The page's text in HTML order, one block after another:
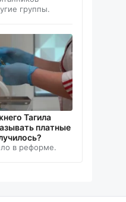
группы.
Тагила
платные
в реформе.